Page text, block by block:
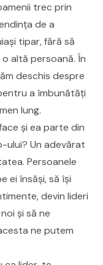
trec prin
de a
tipar, fără să
altă persoană. În
deschis despre
a îmbunătăți
lung.
și ea parte din
ului? Un adevărat
Persoanele
ei însăși, să își
devin lideri
și să ne
ne putem